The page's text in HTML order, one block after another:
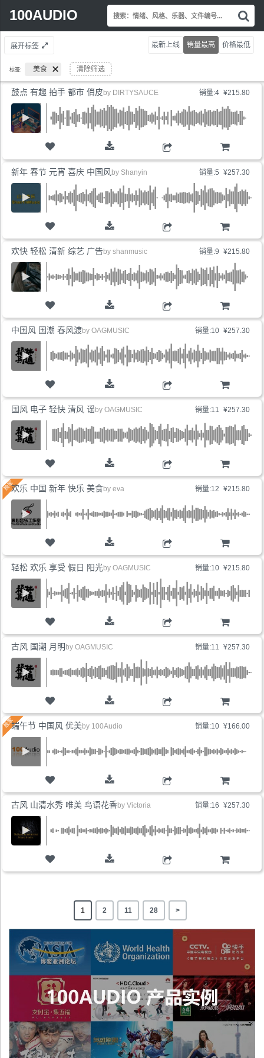
100AUDIO
Search
索
情
绪
乐
展开标签
标签: 美食 清除筛选
最新上线 销量最高 价格最低
销量:4 ¥215.80
鼓点 有趣 拍手 都市 俏皮 by DIRTYSAUCE
销量:5 ¥257.30
购物车
新年 春节 元宵 喜庆 中国风 by Shanyin
销量:9 ¥215.80
购物车
欢快 轻松 清新 综艺 广告by shanmusic
销量:10 ¥257.30
购物车
中国风 国潮 春风渡by OAGMUSIC
销量:11 ¥257.30
购物车
国风 电子 轻快 清风 谣by OAGMUSIC
销量:12 ¥215.80
购物车
欢乐 中国 新年 快乐 美食by eva
销量:10 ¥215.80
购物车
轻松 欢乐 享受 假日 阳光by OAGMUSIC
销量:11 ¥257.30
购物车
古风 国潮 月明 by OAGMUSIC
销量:10 ¥166.00
购物车
端午节 中国风 优美by 100Audio
销量:16 ¥257.30
购物车
古风 山清水秀 唯美 鸟语花香by Victoria
1 2 11 28 >